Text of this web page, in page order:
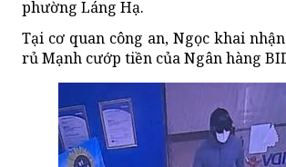
phường Láng Hạ.
Tại cơ quan công an, Ngọc khai
rủ Mạnh cướp tiền của Ngân hàng